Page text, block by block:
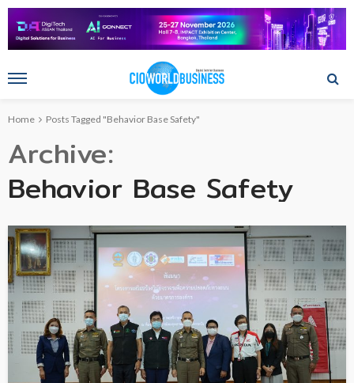
Home Posts Tagged "Behavior Base Safety"
Archive
Behavior Base Safety